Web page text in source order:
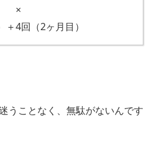
×
＋4回（2ヶ月目）
うことなく、無駄がないんです